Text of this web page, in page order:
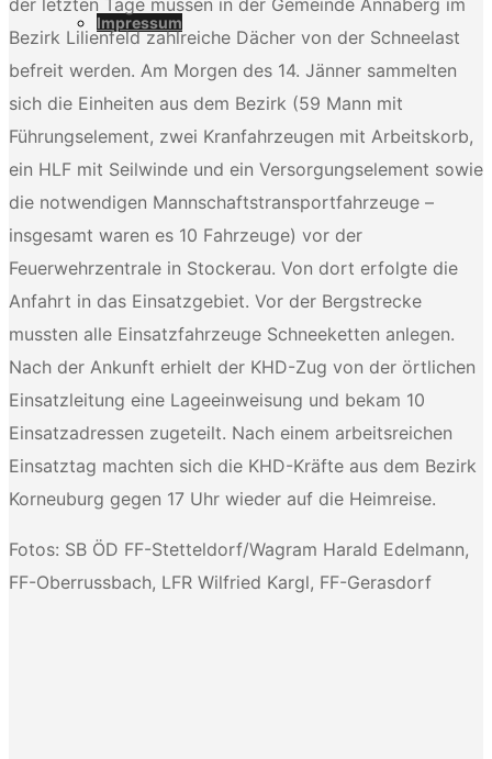
Impressum
der letzten Tage müssen in der Gemeinde Annaberg im
Bezirk Lilienfeld zahlreiche Dächer von der Schneelast
befreit werden. Am Morgen des 14. Jänner sammelten
sich die Einheiten aus dem Bezirk (59 Mann mit
Führungselement, zwei Kranfahrzeugen mit Arbeitskorb,
ein HLF mit Seilwinde und ein Versorgungselement sowie
die notwendigen Mannschaftstransportfahrzeuge –
insgesamt waren es 10 Fahrzeuge) vor der
Feuerwehrzentrale in Stockerau. Von dort erfolgte die
Anfahrt in das Einsatzgebiet. Vor der Bergstrecke
mussten alle Einsatzfahrzeuge Schneeketten anlegen.
Nach der Ankunft erhielt der KHD-Zug von der örtlichen
Einsatzleitung eine Lageeinweisung und bekam 10
Einsatzadressen zugeteilt. Nach einem arbeitsreichen
Einsatztag machten sich die KHD-Kräfte aus dem Bezirk
Korneuburg gegen 17 Uhr wieder auf die Heimreise.
Fotos: SB ÖD FF-Stetteldorf/Wagram Harald Edelmann,
FF-Oberrussbach, LFR Wilfried Kargl, FF-Gerasdorf